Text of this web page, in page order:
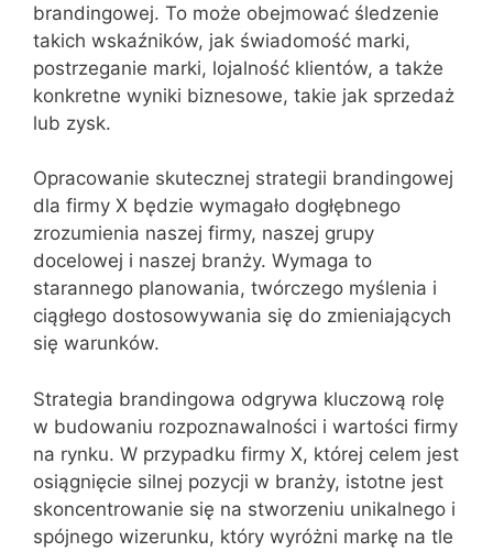
brandingowej. To może obejmować śledzenie
takich wskaźników, jak świadomość marki,
postrzeganie marki, lojalność klientów, a także
konkretne wyniki biznesowe, takie jak sprzedaż
lub zysk.
Opracowanie skutecznej strategii brandingowej
dla firmy X będzie wymagało dogłębnego
zrozumienia naszej firmy, naszej grupy
docelowej i naszej branży. Wymaga to
starannego planowania, twórczego myślenia i
ciągłego dostosowywania się do zmieniających
się warunków.
Strategia brandingowa odgrywa kluczową rolę
w budowaniu rozpoznawalności i wartości firmy
na rynku. W przypadku firmy X, której celem jest
osiągnięcie silnej pozycji w branży, istotne jest
skoncentrowanie się na stworzeniu unikalnego i
spójnego wizerunku, który wyróżni markę na tle